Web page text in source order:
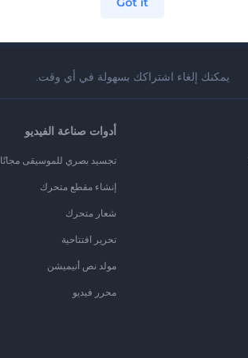
يمكنك إلغاء اشتراكك بسهولة في أي وقت.
أدوات صناعة الفيديو
تجسيد بصري للموسيقى مجانًا
إنشاء مقطع متحرك
شعار متحرك
تحرير افتتاحية
مولد نص أنيميشن
محرر فيديو